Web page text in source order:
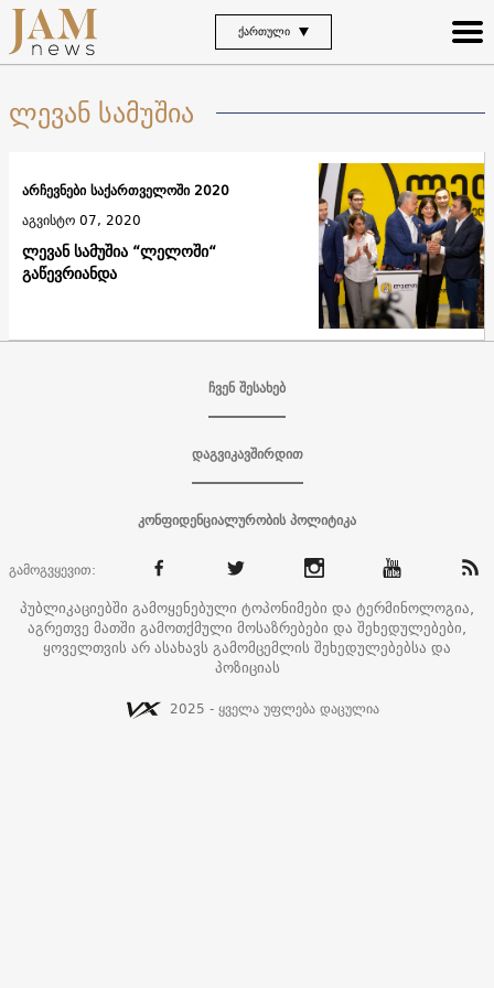
ᲥᲐᲠᲗᲣᲚᲘ
ლევან სამუშია
ლევან სამუშია “ლელოში“
გაწევრიანდა
არჩევნები საქართველოში 2020
აგვისტო 07, 2020
ჩვენ შესახებ
დაგვიკავშირდით
კონფიდენციალურობის პოლიტიკა
გამოგვყევით:
პუბლიკაციებში გამოყენებული ტოპონიმები და ტერმინოლოგია,
აგრეთვე მათში გამოთქმული მოსაზრებები და შეხედულებები,
ყოველთვის არ ასახავს გამომცემლის შეხედულებებსა და
პოზიციას
2025 - ყველა უფლება დაცულია